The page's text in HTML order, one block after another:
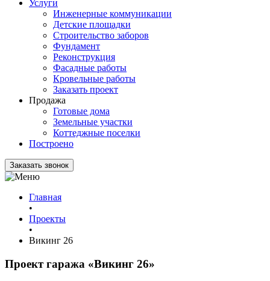
Услуги
Инженерные коммуникации
Детские площадки
Строительство заборов
Фундамент
Реконструкция
Фасадные работы
Кровельные работы
Заказать проект
Продажа
Готовые дома
Земельные участки
Коттеджные поселки
Построено
Заказать звонок
Главная
•
Проекты
•
Викинг 26
Проект гаража «Викинг 26»